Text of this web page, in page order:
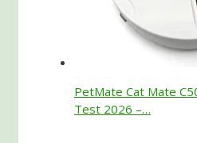
PetMate Cat Mate
Test 2026 –…